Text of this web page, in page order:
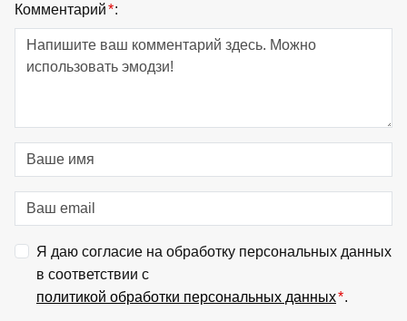
Комментарий*:
Я даю согласие на обработку персональных данных
в соответствии с
политикой обработки персональных данных*.